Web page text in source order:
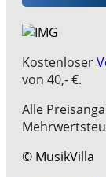
Kostenloser
von 40,- €.
Alle
© MusikVilla